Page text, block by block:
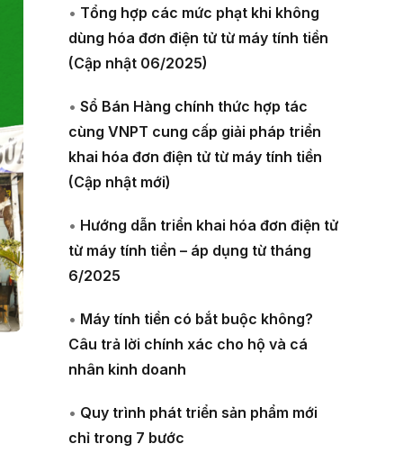
• Tổng hợp các mức phạt khi không
dùng hóa đơn điện tử từ máy tính tiền
(Cập nhật 06/2025)
• Sổ Bán Hàng chính thức hợp tác
cùng VNPT cung cấp giải pháp triển
khai hóa đơn điện tử từ máy tính tiền
(Cập nhật mới)
• Hướng dẫn triển khai hóa đơn điện tử
từ máy tính tiền – áp dụng từ tháng
6/2025
• Máy tính tiền có bắt buộc không?
Câu trả lời chính xác cho hộ và cá
nhân kinh doanh
• Quy trình phát triển sản phẩm mới
chỉ trong 7 bước